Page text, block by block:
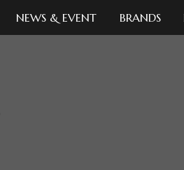
NEWS & EVENT BRANDS